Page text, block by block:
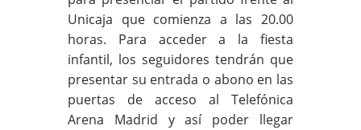
Unicaja que comienza a las 20.00
horas. Para acceder a la fiesta
infantil, los seguidores tendrán que
presentar su entrada o abono en las
puertas de acceso al Telefónica
Arena Madrid y así poder llegar